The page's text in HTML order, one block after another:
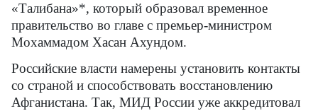
«Талибана»*, который образовал временное
правительство во главе с премьер-министром
Мохаммадом Хасан Ахундом.
Российские власти намерены установить контакты
со страной и способствовать восстановлению
Афганистана. Так, МИД России уже аккредитовал